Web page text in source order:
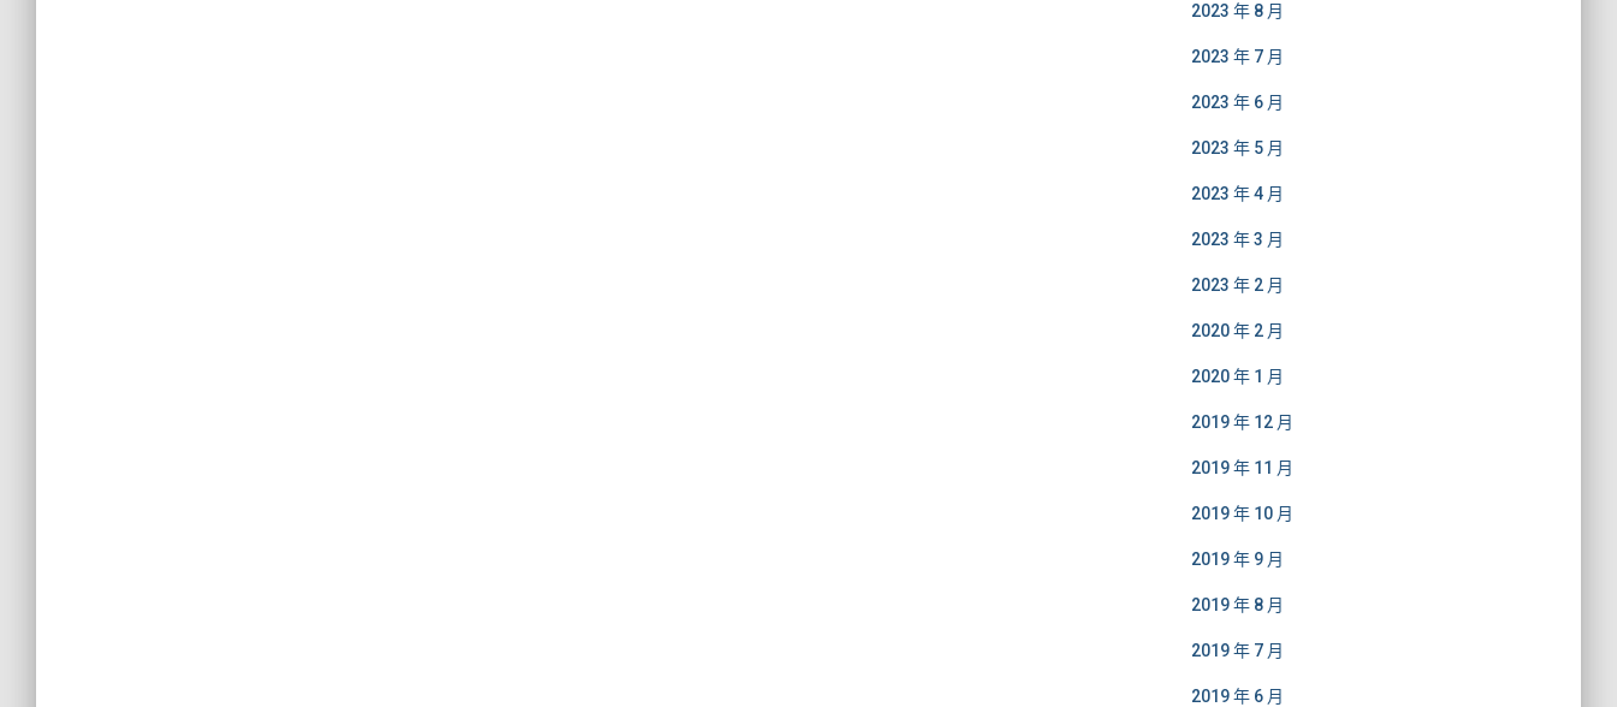
2023 年 8 月
2023 年 7 月
2023 年 6 月
2023 年 5 月
2023 年 4 月
2023 年 3 月
2023 年 2 月
2020 年 2 月
2020 年 1 月
2019 年 12 月
2019 年 11 月
2019 年 10 月
2019 年 9 月
2019 年 8 月
2019 年 7 月
2019 年 6 月